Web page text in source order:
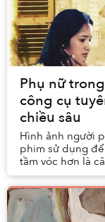
Phụ nữ
công cụ
chiều sâu
Hình ảnh người
phim sử dụng
tầm vóc hơn là